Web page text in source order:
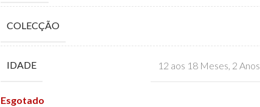
COLECÇÃO
IDADE 12 aos 18 Meses 2 Anos
Esgotado